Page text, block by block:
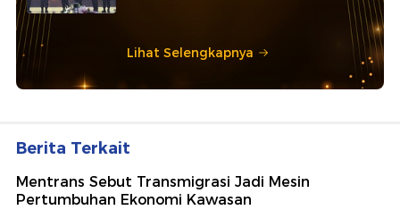
Lihat Selengkapnya
Berita Terkait
Mentrans Sebut Transmigrasi Jadi Mesin
Pertumbuhan Ekonomi Kawasan